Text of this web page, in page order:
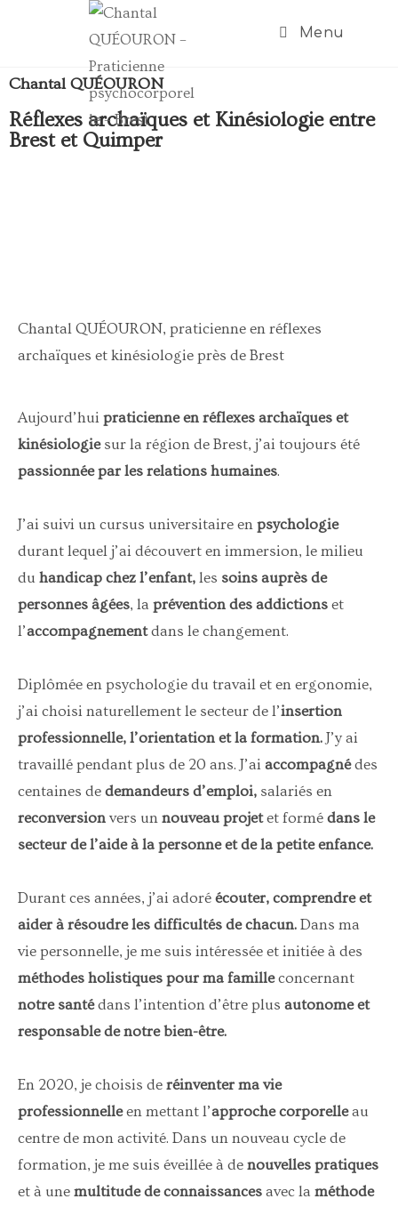
Menu
Chantal QUÉOURON
Réflexes archaïques et Kinésiologie entre
Brest et Quimper
Chantal QUÉOURON, praticienne en réflexes
archaïques et kinésiologie près de Brest
Aujourd’hui praticienne en réflexes archaïques et
kinésiologiesur la région de Brest, j’ai toujours été
passionnée par les relations humaines.
J’ai suivi un cursus universitaire en psychologie
durant lequel j’ai découvert en immersion, le milieu
du handicap chez l’enfant, les soins auprès de
personnes âgées, la prévention des addictions et
l’accompagnementdans le changement.
Diplômée en psychologie du travail et en ergonomie,
j’ai choisi naturellement le secteur de l’insertion
professionnelle, l’orientation et la formation. J’y ai
travaillé pendant plus de 20 ans. J’ai accompagnédes
centaines de demandeurs d’emploi, salariés en
reconversion vers un nouveau projetet formé dans le
secteur de l’aide à la personne et de la petite enfance.
Durant ces années, j’ai adoré écouter, comprendre et
aider à résoudre les difficultés de chacun. Dans ma
vie personnelle, je me suis intéressée et initiée à des
méthodes holistiques pour ma familleconcernant
notre santédans l’intention d’être plus autonome et
responsable de notre bien-être.
En 2020, je choisis de réinventer ma vie
professionnelleen mettant l’approche corporelleau
centre de mon activité. Dans un nouveau cycle de
formation, je me suis éveillée à de nouvelles pratiques
et à une multitude de connaissances avec la méthode